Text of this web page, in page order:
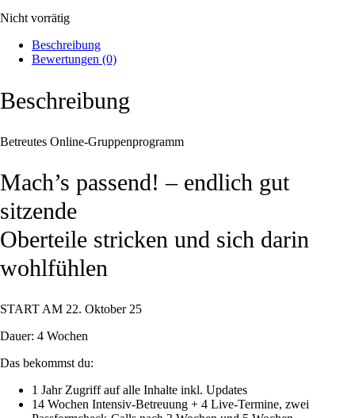
Nicht vorrätig
Beschreibung
Bewertungen (0)
Beschreibung
Betreutes Online-Gruppenprogramm
Mach’s passend! – endlich gut
sitzende
Oberteile stricken und sich darin
wohlfühlen
START AM 22. Oktober 25
Dauer: 4 Wochen
Das bekommst du:
1 Jahr Zugriff auf alle Inhalte inkl. Updates
14 Wochen Intensiv-Betreuung + 4 Live-Termine, zwei